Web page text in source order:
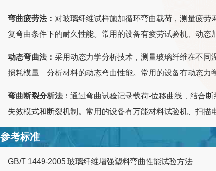
弯曲疲劳法： 对玻璃纤维试样施加循环弯曲载荷，测量疲劳
复弯曲条件下的耐久性能。常用的设备有疲劳试验机、动态
动态弯曲法：采用动态力学分析技术，测量玻璃纤维在不同
损耗模量，分析材料的动态弯曲性能。常用的设备有动态力
弯曲断裂分析法：通过弯曲试验记录载荷-位移曲线，结合
失效模式和断裂机制。常用的设备有万能材料试验机、扫描
参考标准
GB/T 1449-2005 玻璃纤维增强塑料弯曲性能试验方法